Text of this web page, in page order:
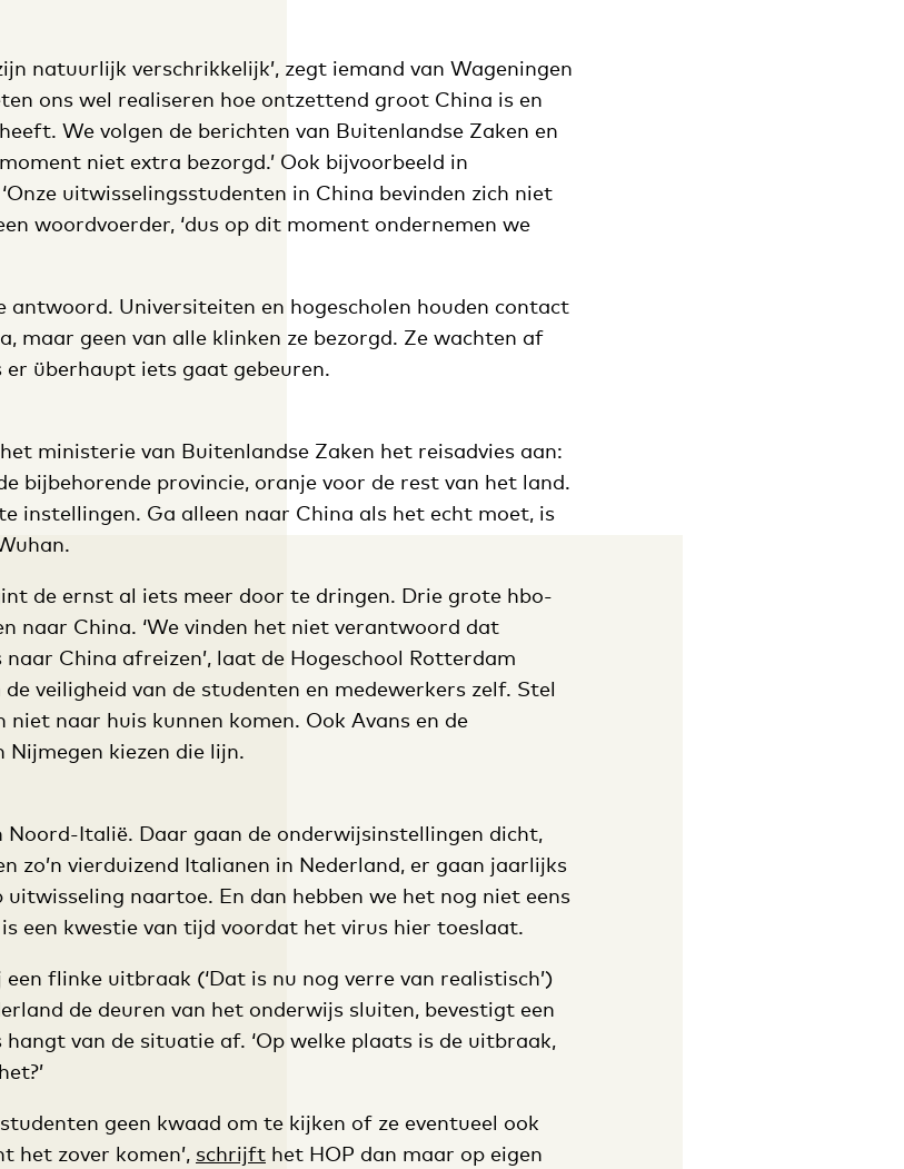
natuurlijk verschrikkelijk’, zegt iemand van Wageningen
ons wel realiseren hoe ontzettend groot China is en
We volgen de berichten van Buitenlandse Zaken en
niet extra bezorgd.’ Ook bijvoorbeeld in
uitwisselingsstudenten in China bevinden zich niet
woordvoerder, ‘dus op dit moment ondernemen we
antwoord. Universiteiten en hogescholen houden contact
maar geen van alle klinken ze bezorgd. Ze wachten af
überhaupt iets gaat gebeuren.
ministerie van Buitenlandse Zaken het reisadvies aan:
bijbehorende provincie, oranje voor de rest van het land.
instellingen. Ga alleen naar China als het echt moet, is
de ernst al iets meer door te dringen. Drie grote hbo-
naar China. ‘We vinden het niet verantwoord dat
China afreizen’, laat de Hogeschool Rotterdam
veiligheid van de studenten en medewerkers zelf. Stel
niet naar huis kunnen komen. Ook Avans en de
Nijmegen kiezen die lijn.
Noord-Italië. Daar gaan de onderwijsinstellingen dicht,
zo’n vierduizend Italianen in Nederland, er gaan jaarlijks
naartoe. En dan hebben we het nog niet eens
een kwestie van tijd voordat het virus hier toeslaat.
flinke uitbraak (‘Dat is nu nog verre van realistisch’)
de deuren van het onderwijs sluiten, bevestigt een
van de situatie af. ‘Op welke plaats is de uitbraak,
geen kwaad om te kijken of ze eventueel ook
het zover komen’, schrijft het HOP dan maar op eigen